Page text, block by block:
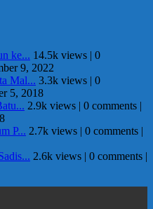
ke... 14.5k views | 0
9, 2022
Mal... 3.3k views | 0
5, 2018
2.9k views | 0 comments |
P... 2.7k views | 0 comments |
2.6k views | 0 comments |